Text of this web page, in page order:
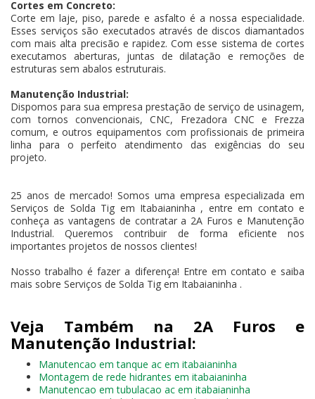
Cortes em Concreto:
Corte em laje, piso, parede e asfalto é a nossa especialidade.
Esses serviços são executados através de discos diamantados
com mais alta precisão e rapidez. Com esse sistema de cortes
executamos aberturas, juntas de dilatação e remoções de
estruturas sem abalos estruturais.
Manutenção Industrial:
Dispomos para sua empresa prestação de serviço de usinagem,
com tornos convencionais, CNC, Frezadora CNC e Frezza
comum, e outros equipamentos com profissionais de primeira
linha para o perfeito atendimento das exigências do seu
projeto.
25 anos de mercado! Somos uma empresa especializada em
Serviços de Solda Tig em Itabaianinha , entre em contato e
conheça as vantagens de contratar a 2A Furos e Manutenção
Industrial. Queremos contribuir de forma eficiente nos
importantes projetos de nossos clientes!
Nosso trabalho é fazer a diferença! Entre em contato e saiba
mais sobre Serviços de Solda Tig em Itabaianinha .
Veja Também na 2A Furos e
Manutenção Industrial:
Manutencao em tanque ac em itabaianinha
Montagem de rede hidrantes em itabaianinha
Manutencao em tubulacao ac em itabaianinha